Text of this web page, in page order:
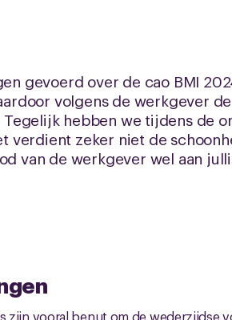
gevoerd over de cao BMI
volgens de werkgever
hebben we tijdens de
verdient zeker niet de
van de werkgever wel aan
zijn vooral benut om de wederzijdse